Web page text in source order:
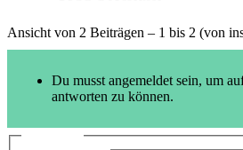
Ansicht von 2 Beiträgen – 1 bis 2 (von
Du musst angemeldet sein, um
antworten zu können.